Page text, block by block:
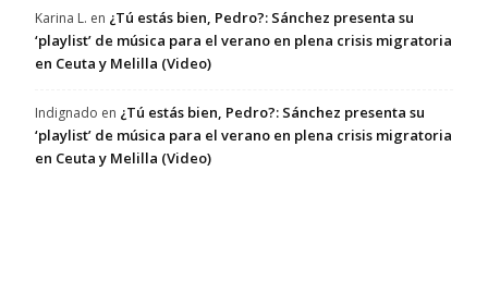
Karina L. en ¿Tú estás bien, Pedro?: Sánchez presenta su
‘playlist’ de música para el verano en plena crisis migratoria
en Ceuta y Melilla (Video)
Indignado en ¿Tú estás bien, Pedro?: Sánchez presenta su
‘playlist’ de música para el verano en plena crisis migratoria
en Ceuta y Melilla (Video)